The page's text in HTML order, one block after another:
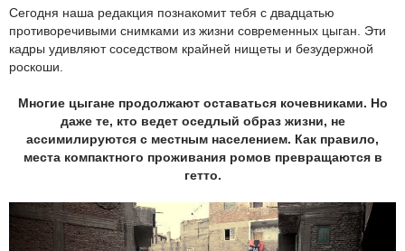
Сегодня наша редакция познакомит тебя с двадцатью
противоречивыми снимками из жизни современных цыган. Эти
кадры удивляют соседством крайней нищеты и безудержной
роскоши.
Многие цыгане продолжают оставаться кочевниками. Но
даже те, кто ведет оседлый образ жизни, не
ассимилируются с местным населением. Как правило,
места компактного проживания ромов превращаются в
гетто.